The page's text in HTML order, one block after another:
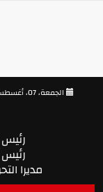
رئيس
مديرا